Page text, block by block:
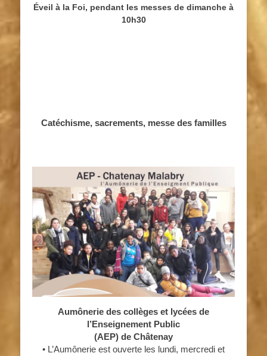
Éveil à la Foi, pendant les messes de dimanche à
10h30
Catéchisme, sacrements, messe des familles
Aumônerie des collèges et lycées de
l’Enseignement Public
(AEP) de Châtenay
• L’Aumônerie est ouverte les lundi, mercredi et